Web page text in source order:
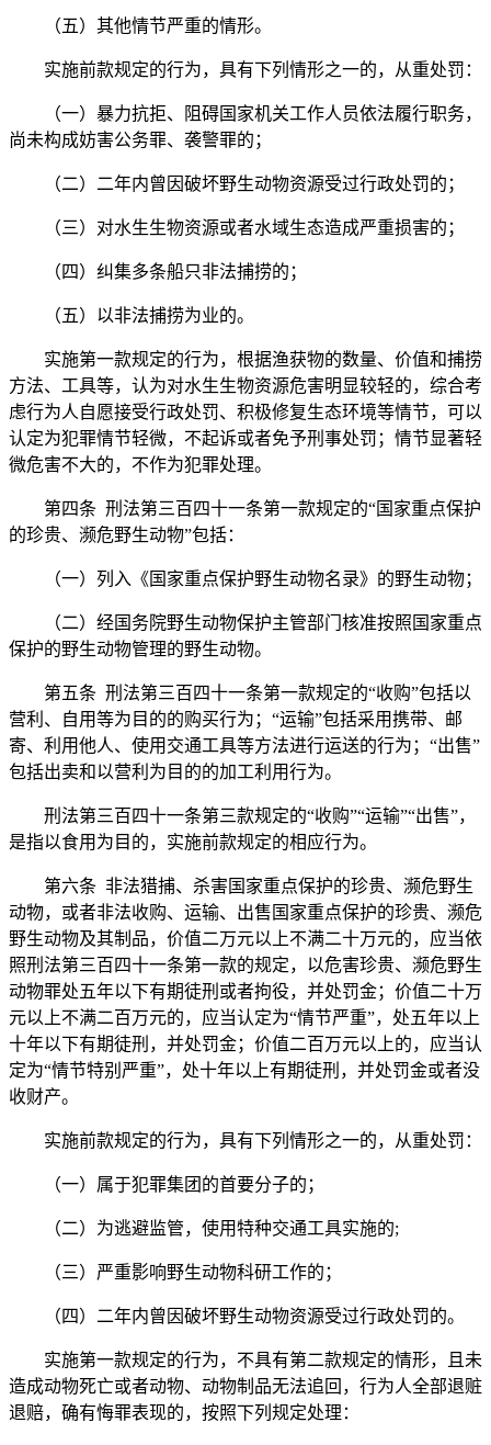
（五）其他情节严重的情形。
实施前款规定的行为，具有下列情形之一的，从重处罚：
（一）暴力抗拒、阻碍国家机关工作人员依法履行职务，
尚未构成妨害公务罪、袭警罪的；
（二）二年内曾因破坏野生动物资源受过行政处罚的；
（三）对水生生物资源或者水域生态造成严重损害的；
（四）纠集多条船只非法捕捞的；
（五）以非法捕捞为业的。
实施第一款规定的行为，根据渔获物的数量、价值和捕捞
方法、工具等，认为对水生生物资源危害明显较轻的，综合考
虑行为人自愿接受行政处罚、积极修复生态环境等情节，可以
认定为犯罪情节轻微，不起诉或者免予刑事处罚；情节显著轻
微危害不大的，不作为犯罪处理。
第四条 刑法第三百四十一条第一款规定的“国家重点保护
的珍贵、濒危野生动物”包括：
（一）列入《国家重点保护野生动物名录》的野生动物；
（二）经国务院野生动物保护主管部门核准按照国家重点
保护的野生动物管理的野生动物。
第五条 刑法第三百四十一条第一款规定的“收购”包括以
营利、自用等为目的的购买行为；“运输”包括采用携带、邮
寄、利用他人、使用交通工具等方法进行运送的行为；“出售”
包括出卖和以营利为目的的加工利用行为。
刑法第三百四十一条第三款规定的“收购”“运输”“出售”，
是指以食用为目的，实施前款规定的相应行为。
第六条 非法猎捕、杀害国家重点保护的珍贵、濒危野生
动物，或者非法收购、运输、出售国家重点保护的珍贵、濒危
野生动物及其制品，价值二万元以上不满二十万元的，应当依
照刑法第三百四十一条第一款的规定，以危害珍贵、濒危野生
动物罪处五年以下有期徒刑或者拘役，并处罚金；价值二十万
元以上不满二百万元的，应当认定为“情节严重”，处五年以上
十年以下有期徒刑，并处罚金；价值二百万元以上的，应当认
定为“情节特别严重”，处十年以上有期徒刑，并处罚金或者没
收财产。
实施前款规定的行为，具有下列情形之一的，从重处罚：
（一）属于犯罪集团的首要分子的；
（二）为逃避监管，使用特种交通工具实施的;
（三）严重影响野生动物科研工作的；
（四）二年内曾因破坏野生动物资源受过行政处罚的。
实施第一款规定的行为，不具有第二款规定的情形，且未
造成动物死亡或者动物、动物制品无法追回，行为人全部退赃
退赔，确有悔罪表现的，按照下列规定处理：